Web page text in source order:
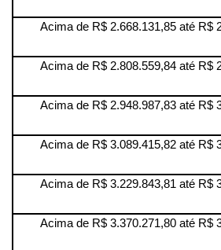
Acima de R$ 2.668.131,85 até R$
Acima de R$ 2.808.559,84 até R$
Acima de R$ 2.948.987,83 até R$
Acima de R$ 3.089.415,82 até R$
Acima de R$ 3.229.843,81 até R$
Acima de R$ 3.370.271,80 até R$